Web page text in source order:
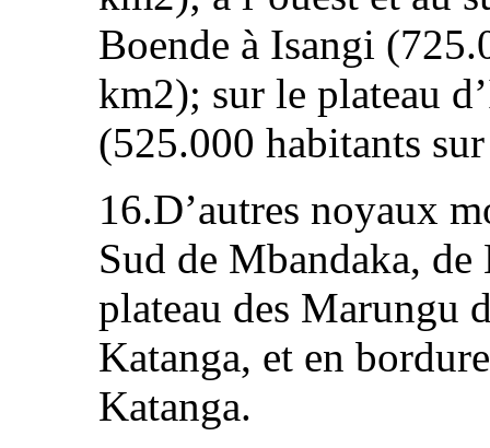
Boende à Isangi
km2); sur le plateau
(525.000 habitants
16.D’autres noyaux
Sud de Mbandaka,
plateau des Marungu
Katanga, et en
Katanga.